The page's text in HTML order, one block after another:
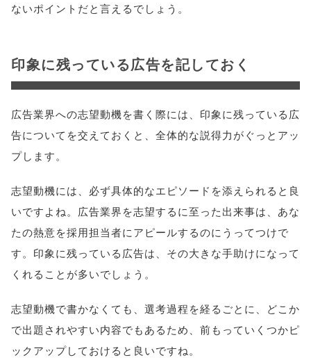
ないポイントだと言えるでしょう。
印象に残っている広告を記しておく
広告業界への志望動機を書く際には、印象に残っている広
告についてを交えておくと、全体的な説得力がぐっとアッ
プします。
志望動機には、必ず具体的なエピソードを添えられると良
いですよね。広告業界を志望するに至った出来事は、あな
たの熱意を採用担当者にアピールするのにうってつけで
す。印象に残っている広告は、その大きな手助けになって
くれることが多いでしょう。
志望動機で書かなくても、選考過程を経るごとに、どこか
で出題されやすい内容でもあるため、前もっていくつかピ
ックアップしておけると良いですね。